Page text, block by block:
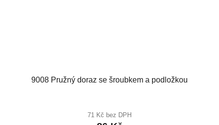
9008 Pružný doraz se šroubkem a podložkou
71 Kč bez DPH